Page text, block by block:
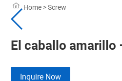
Home >Screw
El caballo amarillo
Inquire Now